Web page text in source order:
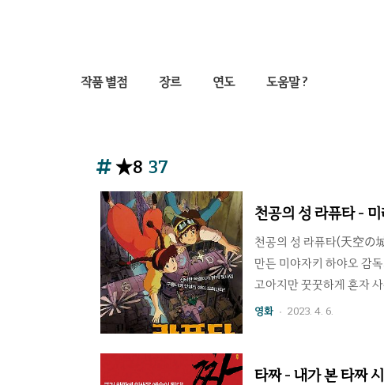
작품 별점 장르 연도 도움말 ?
★8 37
천공의 성 라퓨타 -
천공의 성 라퓨타(天空の
만든 미야자키 하야오 감
고아지만 꿋꿋하게 혼자
타를 쫓아오는 정부의 군
로 갖다 쓴 다음, 공중도시
영화 2023. 4. 6.
타짜 - 내가 본 타짜